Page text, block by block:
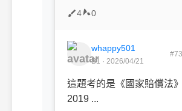
4 0
whappy501
B1 · 2026/04/21
這題考的是《國家賠償法
2019 ...